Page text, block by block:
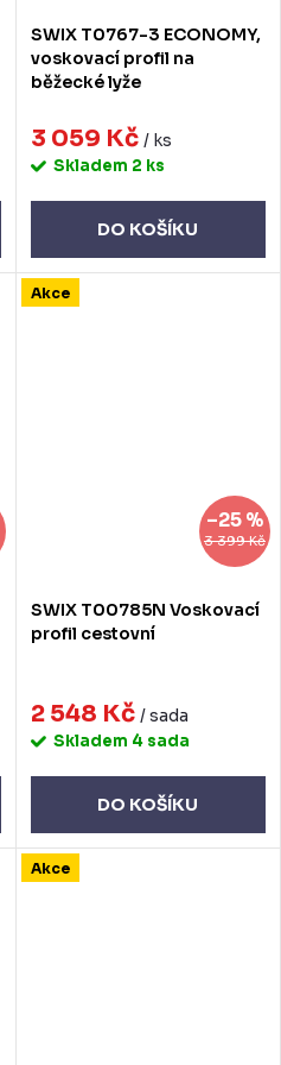
SWIX T0767-3 ECONOMY,
voskovací profil na
běžecké lyže
3 059 Kč / ks
Skladem 2 ks
DO KOŠÍKU
Akce
3 399 Kč
–25 %
SWIX T00785N Voskovací
profil cestovní
2 548 Kč / sada
Skladem 4 sada
DO KOŠÍKU
Akce